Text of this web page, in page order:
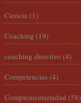
Ciencia (1)
Coaching (19)
coaching directivo (4)
Competencias (4)
Complementariedad (58)